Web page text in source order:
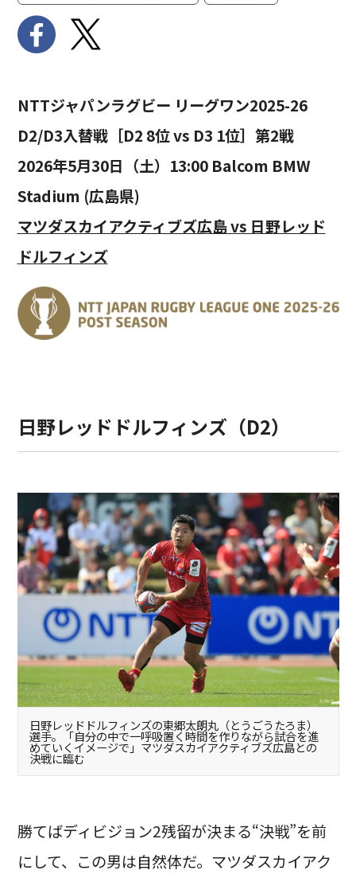
NTTジャパンラグビー リーグワン2025-26
D2/D3入替戦［D2 8位 vs D3 1位］第2戦
2026年5月30日（土）13:00 Balcom BMW
Stadium (広島県)
マツダスカイアクティブズ広島 vs 日野レッド
ドルフィンズ
日野レッドドルフィンズ（D2）
日野レッドドルフィンズの東郷太朗丸（とうごうたろま）
選手。「自分の中で一呼吸置く時間を作りながら試合を進
めていくイメージで」マツダスカイアクティブズ広島との
決戦に臨む
勝てばディビジョン2残留が決まる“決戦”を前
にして、この男は自然体だ。マツダスカイアク